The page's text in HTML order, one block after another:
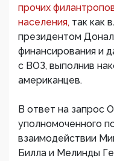
прочих
населения, так как
президентом
финансирования и
с ВОЗ, выполнив
американцев.
В ответ на запрос
уполномоченного
взаимодействии
Билла и Мелинды